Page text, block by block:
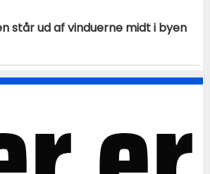
står ud af vinduerne midt i byen